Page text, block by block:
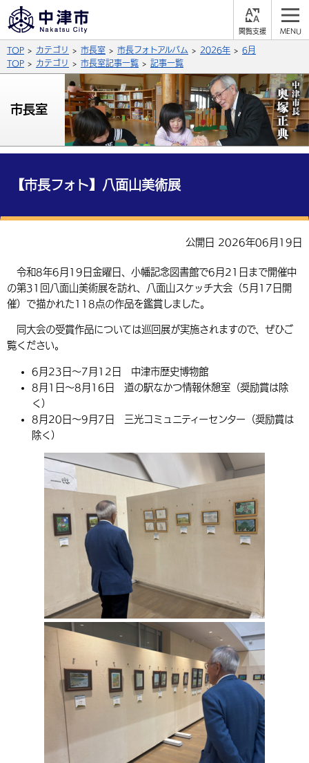
支
背景色
青 白
文字の大きさ
拡大 標準 縮小
言語を選択
英語（English） 中国語（簡体字）
中国語（繁体字） 韓国語（한국어）
組織案内
公式SNS
X (Twitter) YouTube
サイト内検索
総合メニュー
保険・年金
福祉・介護 健康・予防
税金 住宅・インフラ
環境・衛生 生涯学習・スポーツ・人権
入札・契約 産業・雇用
農林水産業 税金
都市整備
子育て・教育
施設情報 子どもを預ける
手当・助成 健康・医療
観光・移住
観光なび スポットを探す
買う・おみやげ 四季のイベント・祭り
移住・定住
市政情報
地方創生・地域活性化 広報・広聴
行政・計画
TOP カテゴリ 市長室 市長フォトアルバム 2026年
6月
TOP
カテゴリ 市長室記事一覧 記事一覧
市長室
【市長フォト】八面山美術展
公開日 2026年06月19日
令和8年6月19日金曜日、小幡記念図書館で6月21日まで開催中
の第31回八面山美術展を訪れ、八面山スケッチ大会（5月17日開
催）で描かれた118点の作品を鑑賞しました。
同大会の受賞作品については巡回展が実施されますので、ぜひご
覧ください。
6月23日～7月12日 中津市歴史博物館
8月1日～8月16日 道の駅なかつ情報休憩室（奨励賞は除
く）
8月20日～9月7日 三光コミュニティーセンター（奨励賞は
除く）